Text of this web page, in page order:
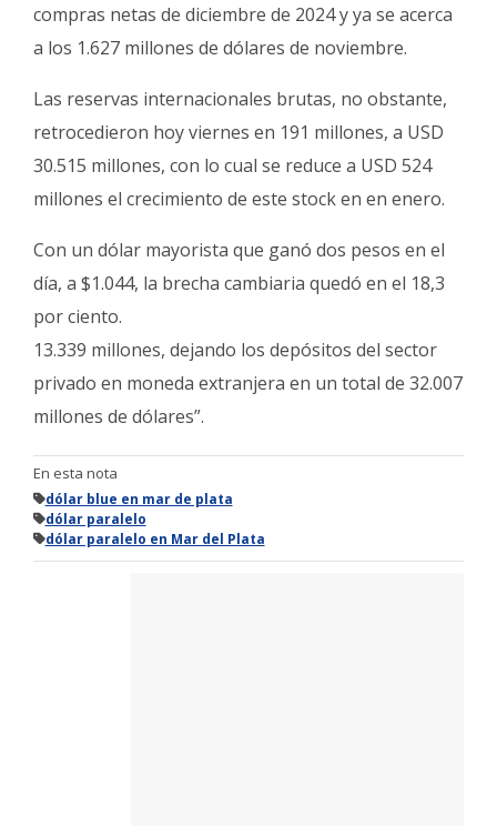
compras netas de diciembre de 2024 y ya se acerca
a los 1.627 millones de dólares de noviembre.
Las reservas internacionales brutas, no obstante,
retrocedieron hoy viernes en 191 millones, a USD
30.515 millones, con lo cual se reduce a USD 524
millones el crecimiento de este stock en en enero.
Con un dólar mayorista que ganó dos pesos en el
día, a $1.044, la brecha cambiaria quedó en el 18,3
por ciento.
13.339 millones, dejando los depósitos del sector
privado en moneda extranjera en un total de 32.007
millones de dólares”.
En esta nota
dólar blue en mar de plata
dólar paralelo
dólar paralelo en Mar del Plata